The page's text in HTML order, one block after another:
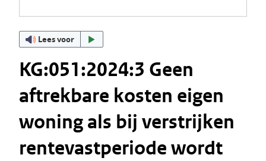
Lees voor
KG:051:2024:3 Geen
aftrekbare kosten eigen
woning als bij verstrijken
rentevastperiode wordt